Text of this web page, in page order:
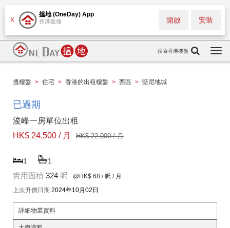
X
搵地 (OneDay) App
香港搵樓 安裝
開啟
搜索香港樓盤
搵樓盤 > 住宅 > 香港的出租樓盤 > 西區 > 堅尼地城
已過期
浚峰一房單位出租
HK$ 24,500 / 月
HK$ 22,000 / 月
1 1
實用面積 324 呎 @HK$ 68 / 呎 / 月
上次升價日期 2024年10月02日
詳細物業資料